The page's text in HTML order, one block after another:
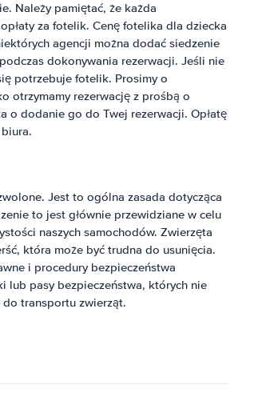
Należy pamiętać, że każda
za fotelik. Cenę fotelika dla dziecka
agencji można dodać siedzenie
dokonywania rezerwacji. Jeśli nie
potrzebuje fotelik. Prosimy o
otrzymamy rezerwację z prośbą o
o dodanie go do Twej rezerwacji. Opłatę
Jest to ogólna zasada dotycząca
to jest głównie przewidziane w celu
naszych samochodów. Zwierzęta
która może być trudna do usunięcia.
i procedury bezpieczeństwa
lub pasy bezpieczeństwa, których nie
transportu zwierząt.